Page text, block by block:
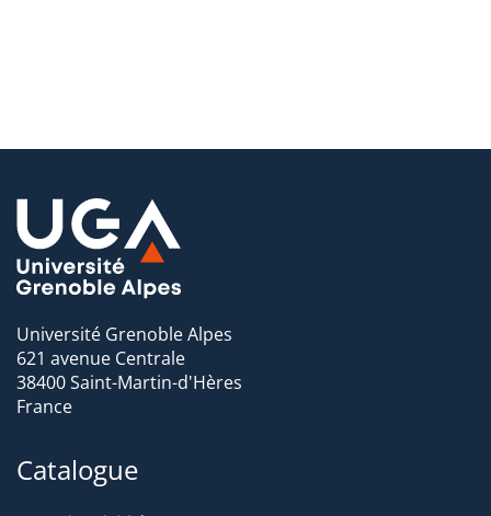
Université Grenoble Alpes
621 avenue Centrale
38400 Saint-Martin-d'Hères
France
Catalogue